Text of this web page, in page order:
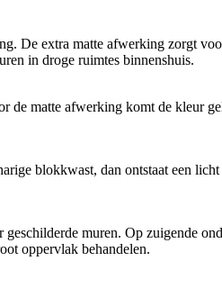
De extra matte afwerking zorgt
in droge ruimtes binnenshuis.
matte afwerking komt de kleur
blokkwast, dan ontstaat een
muren. Op zuigende
oppervlak behandelen.